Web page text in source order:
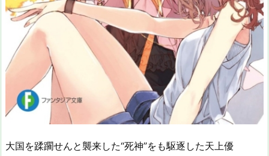
大国を蹂躙せんと襲来した“死神”をも駆逐した天上優